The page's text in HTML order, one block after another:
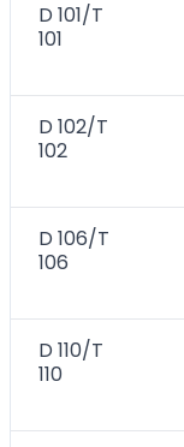
D 101/T
101
D 102/T
102
D 106/T
106
D 110/T
110